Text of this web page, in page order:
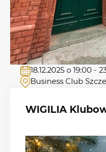
18.12.2025 o 19:00 -
Business Club
WIGILIA